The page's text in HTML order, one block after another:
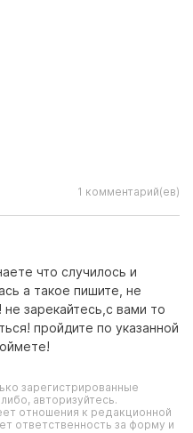
1 комментарий(ев)
что случилось и
а такое пишите, не
не зарекайтесь,с вами то
пройдите по указанной
зарегистрированные
авторизуйтесь.
отношения к редакционной
ответственность за форму и